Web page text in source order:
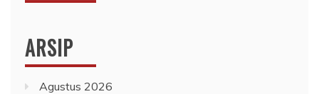
ARSIP
Agustus 2026